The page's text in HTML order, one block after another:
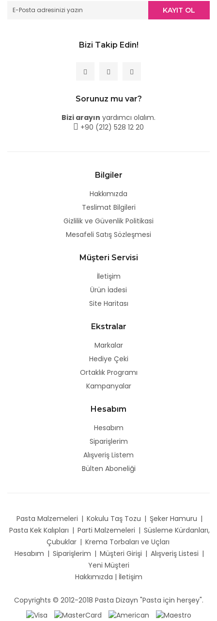
KAYIT OL
Bizi Takip Edin!
Sorunuz mu var?
Bizi arayın yardımcı olalım.
+90 (212) 528 12 20
Bilgiler
Hakkımızda
Teslimat Bilgileri
Gizlilik ve Güvenlik Politikasi
Mesafeli Satış Sözleşmesi
Müşteri Servisi
İletişim
Ürün İadesi
Site Haritası
Ekstralar
Markalar
Hediye Çeki
Ortaklık Programı
Kampanyalar
Hesabım
Hesabım
Siparişlerim
Alışveriş Listem
Bülten Aboneliği
Pasta Malzemeleri | Kokulu Taş Tozu | Şeker Hamuru |
Pasta Kek Kalıpları | Parti Malzemeleri | Süsleme Kürdanları,
Çubuklar | Krema Torbaları ve Uçları
Hesabım | Siparişlerim | Müşteri Girişi | Alışveriş Listesi |
Yeni Müşteri
Hakkımızda | İletişim
Copyrights © 2012-2018 Pasta Dizayn "Pasta için herşey".